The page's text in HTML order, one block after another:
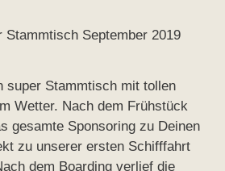
super Stammtisch mit tollen
Wetter. Nach dem Frühstück
gesamte Sponsoring zu Deinen
zu unserer ersten Schifffahrt
dem Boarding verlief die